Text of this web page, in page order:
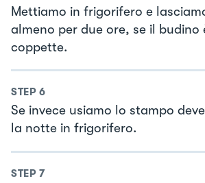
Mettiamo in frigorifero e
almeno per due ore, se il
coppette.
STEP 6
Se invece usiamo lo stampo
la notte in frigorifero.
STEP 7